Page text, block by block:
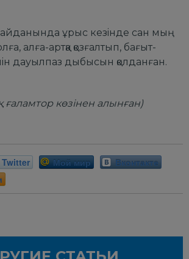
ұpыс кезiнде сан мың
алға-аpтқа қозғалтып, бағыт-
дауылпаз дыбысын қолданған.
көзінен алынған)
Twitter Мой мир
Вконтакте